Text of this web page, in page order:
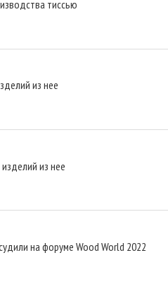
тиссью
из нее
из нее
на форуме Wood World 2022